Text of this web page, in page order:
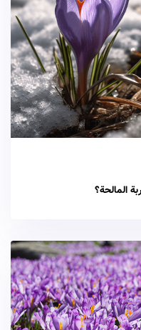
المالحة؟